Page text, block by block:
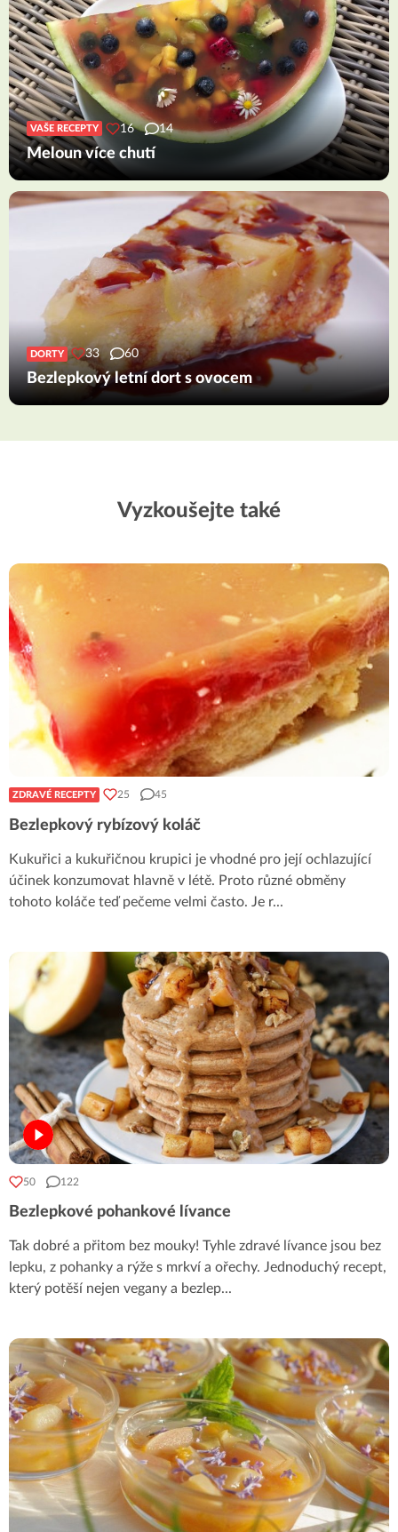
VAŠE RECEPTY 16 14
Meloun více chutí
DORTY 33 60
Bezlepkový letní dort s ovocem
Vyzkoušejte také
ZDRAVÉ RECEPTY 25 45
Bezlepkový rybízový koláč
Kukuřici a kukuřičnou krupici je vhodné pro její ochlazující
účinek konzumovat hlavně v létě. Proto různé obměny
tohoto koláče teď pečeme velmi často. Je r...
50 122
Bezlepkové pohankové lívance
Tak dobré a přitom bez mouky! Tyhle zdravé lívance jsou bez
lepku, z pohanky a rýže s mrkví a ořechy. Jednoduchý recept,
který potěší nejen vegany a bezlep...